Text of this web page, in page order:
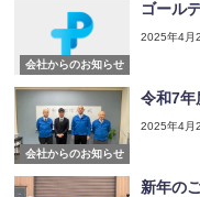
会社からのお知らせ
ゴール
2025年4月
会社からのお知らせ
令和7
2025年4月
新年の